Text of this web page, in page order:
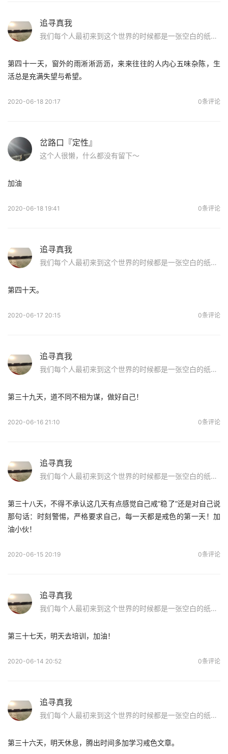
追寻真我
我们每个人最初来到这个世界的时候都是一张空白的纸，原来儿时玩泥巴的日子才是最美好的！无拘无束，洁白纯净。前辈们的话使我重获信心：如果你染上sy，请不要怕，好好面对他，戒除了，走出这片沼泽地，我们在纯净的蓝天下等你！
第四十一天，窗外的雨淅淅沥沥，来来往往的人内心五味杂陈，生
活总是充满失望与希望。
2020-06-18 20:17 0条评论
岔路口『定性』
这个人很懒，什么都没有留下～
加油
2020-06-18 19:41 0条评论
追寻真我
我们每个人最初来到这个世界的时候都是一张空白的纸，原来儿时玩泥巴的日子才是最美好的！无拘无束，洁白纯净。前辈们的话使我重获信心：如果你染上sy，请不要怕，好好面对他，戒除了，走出这片沼泽地，我们在纯净的蓝天下等你！
第四十天。
2020-06-17 20:15 0条评论
追寻真我
我们每个人最初来到这个世界的时候都是一张空白的纸，原来儿时玩泥巴的日子才是最美好的！无拘无束，洁白纯净。前辈们的话使我重获信心：如果你染上sy，请不要怕，好好面对他，戒除了，走出这片沼泽地，我们在纯净的蓝天下等你！
第三十九天，道不同不相为谋，做好自己！
2020-06-16 21:10 0条评论
追寻真我
我们每个人最初来到这个世界的时候都是一张空白的纸，原来儿时玩泥巴的日子才是最美好的！无拘无束，洁白纯净。前辈们的话使我重获信心：如果你染上sy，请不要怕，好好面对他，戒除了，走出这片沼泽地，我们在纯净的蓝天下等你！
第三十八天，不得不承认这几天有点感觉自己戒“稳了”还是对自己说
那句话：时刻警惕，严格要求自己，每一天都是戒色的第一天！加
油小伙！
2020-06-15 20:19 0条评论
追寻真我
我们每个人最初来到这个世界的时候都是一张空白的纸，原来儿时玩泥巴的日子才是最美好的！无拘无束，洁白纯净。前辈们的话使我重获信心：如果你染上sy，请不要怕，好好面对他，戒除了，走出这片沼泽地，我们在纯净的蓝天下等你！
第三十七天，明天去培训，加油！
2020-06-14 20:52 0条评论
追寻真我
我们每个人最初来到这个世界的时候都是一张空白的纸，原来儿时玩泥巴的日子才是最美好的！无拘无束，洁白纯净。前辈们的话使我重获信心：如果你染上sy，请不要怕，好好面对他，戒除了，走出这片沼泽地，我们在纯净的蓝天下等你！
第三十六天，明天休息，腾出时间多加学习戒色文章。